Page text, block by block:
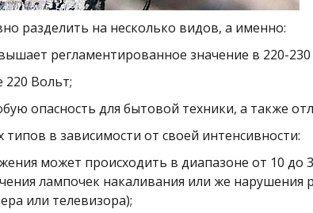
разделить на несколько видов, а именно:
регламентированное значение в 220-230
Вольт;
опасность для бытовой техники, а также
в зависимости от своей интенсивности:
может происходить в диапазоне от 10 до
лампочек накаливания или же нарушения
или телевизора);